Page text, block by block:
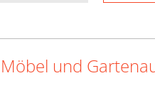
Möbel und